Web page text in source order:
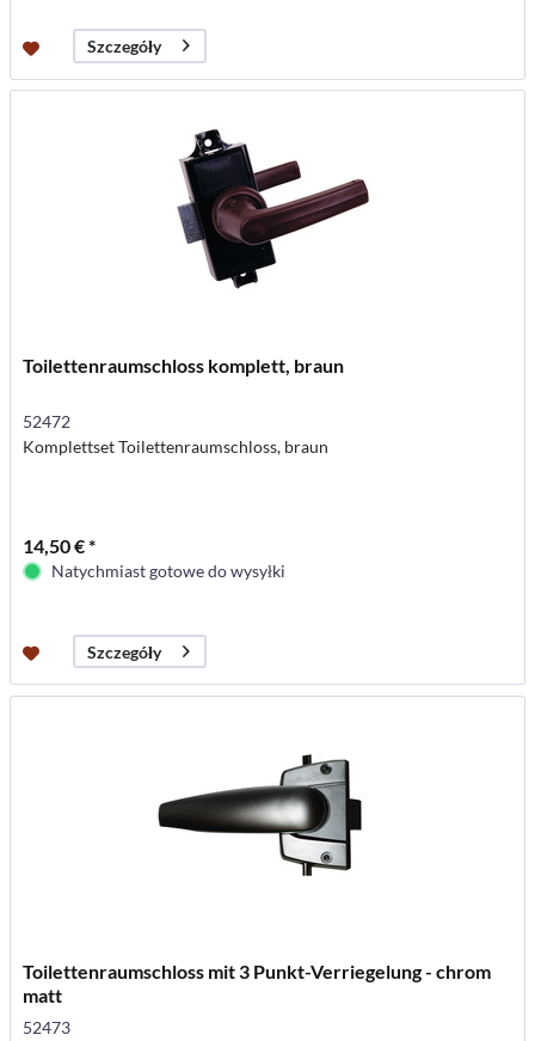
Szczegóły
Toilettenraumschloss komplett, braun
52472
Komplettset Toilettenraumschloss, braun
14,50 € *
Natychmiast gotowe do wysyłki
Szczegóły
Toilettenraumschloss mit 3 Punkt-Verriegelung - chrom
matt
52473